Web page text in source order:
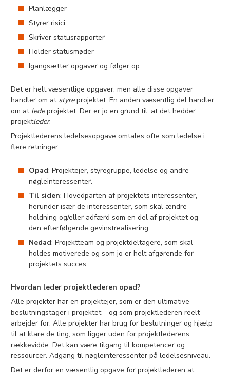
Planlægger
Styrer risici
Skriver statusrapporter
Holder statusmøder
Igangsætter opgaver og følger op
Det er helt væsentlige opgaver, men alle disse opgaver
handler om at styreprojektet. En anden væsentlig del handler
om at ledeprojektet. Der er jo en grund til, at det hedder
projektleder.
Projektlederens ledelsesopgave omtales ofte som ledelse i
flere retninger:
Opad: Projektejer, styregruppe, ledelse og andre
nøgleinteressenter.
Til siden: Hovedparten af projektets interessenter,
herunder især de interessenter, som skal ændre
holdning og/eller adfærd som en del af projektet og
den efterfølgende gevinstrealisering.
Nedad: Projektteam og projektdeltagere, som skal
holdes motiverede og som jo er helt afgørende for
projektets succes.
Hvordan leder projektlederen opad?
Alle projekter har en projektejer, som er den ultimative
beslutningstager i projektet – og som projektlederen reelt
arbejder for. Alle projekter har brug for beslutninger og hjælp
til at klare de ting, som ligger uden for projektlederens
rækkevidde. Det kan være tilgang til kompetencer og
ressourcer. Adgang til nøgleinteressenter på ledelsesniveau.
Det er derfor en væsentlig opgave for projektlederen at